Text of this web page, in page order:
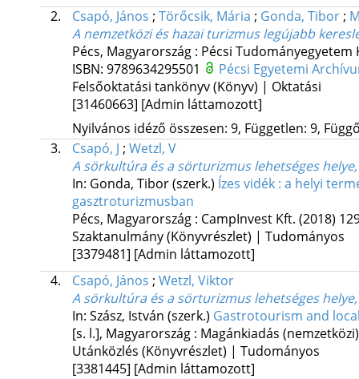
2.
Csapó, János ; Törőcsik, Mária ; Gonda, Tibor;
A nemzetközi és hazai turizmus legújabb
Pécs, Magyarország : Pécsi
ISBN: 9789634295501
Pécsi Egyetemi
Felsőoktatási tankönyv (Könyv) | Oktatási
[31460663] [Admin láttamozott]
Nyilvános idéző összesen: 9, Független: 9,
3.
Csapó, J ; Wetzl, V
A sörkultúra és a sörturizmus lehetséges
In: Gonda, Tibor (szerk.) Ízes vidék : a helyi
gasztroturizmusban
Pécs, Magyarország : CampInvest Kft. (2018)
Szaktanulmány (Könyvrészlet) | Tudományos
[3379481] [Admin láttamozott]
4.
Csapó, János ; Wetzl, Viktor
A sörkultúra és a sörturizmus lehetséges
In: Szász, István (szerk.) Gastrotourism and
[s. l.], Magyarország : Magánkiadás (nemzetközi)
Utánközlés (Könyvrészlet) | Tudományos
[3381445] [Admin láttamozott]